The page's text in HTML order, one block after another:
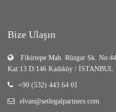
Bize Ulaşın
Fikirtepe Mah. Rüzgar Sk.
Kat:13 D:146 Kadıköy / İSTANBUL
+90 (532) 443 64 01
elvan@setlegalpartners.com